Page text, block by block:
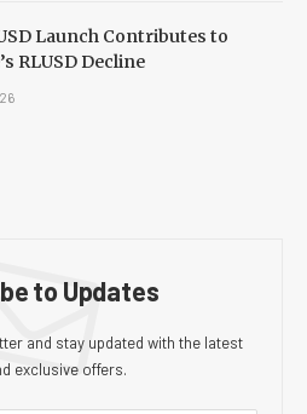
Launch Contributes to
RLUSD Decline
to Updates
and stay updated with the latest
exclusive offers.